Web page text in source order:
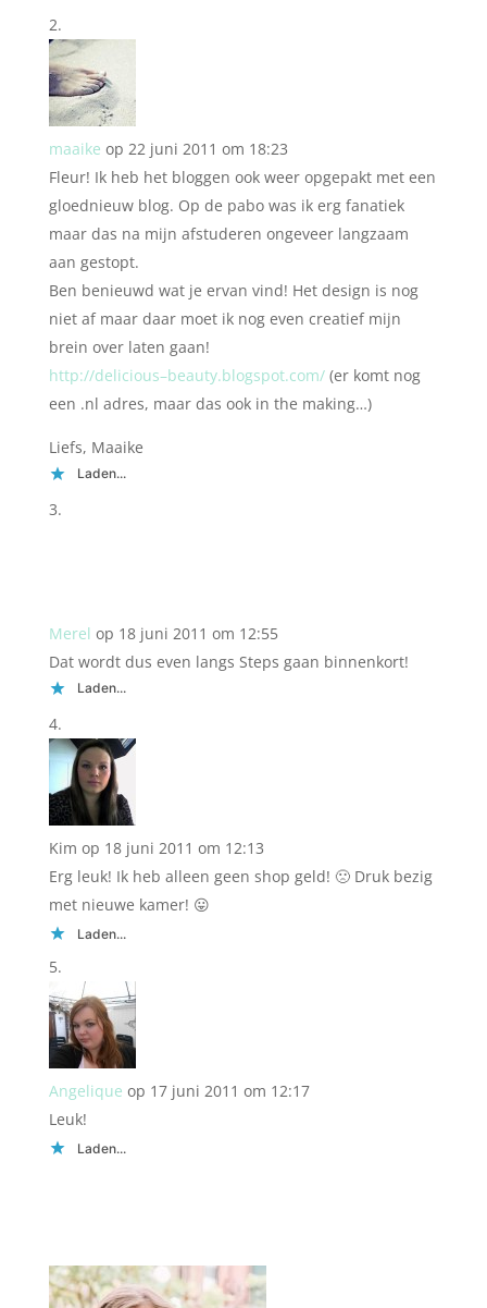
maaike op 22 juni 2011 om 18:23
Fleur! Ik heb het bloggen ook weer opgepakt met een
gloednieuw blog. Op de pabo was ik erg fanatiek
maar das na mijn afstuderen ongeveer langzaam
aan gestopt.
Ben benieuwd wat je ervan vind! Het design is nog
niet af maar daar moet ik nog even creatief mijn
brein over laten gaan!
http://delicious–beauty.blogspot.com/(er komt nog
een .nl adres, maar das ook in the making…)
Liefs, Maaike
Laden...
Merel op 18 juni 2011 om 12:55
Dat wordt dus even langs Steps gaan binnenkort!
Laden...
Kim op 18 juni 2011 om 12:13
Erg leuk! Ik heb alleen geen shop geld! 🙁 Druk bezig
met nieuwe kamer! 😛
Laden...
Angelique op 17 juni 2011 om 12:17
Leuk!
Laden...